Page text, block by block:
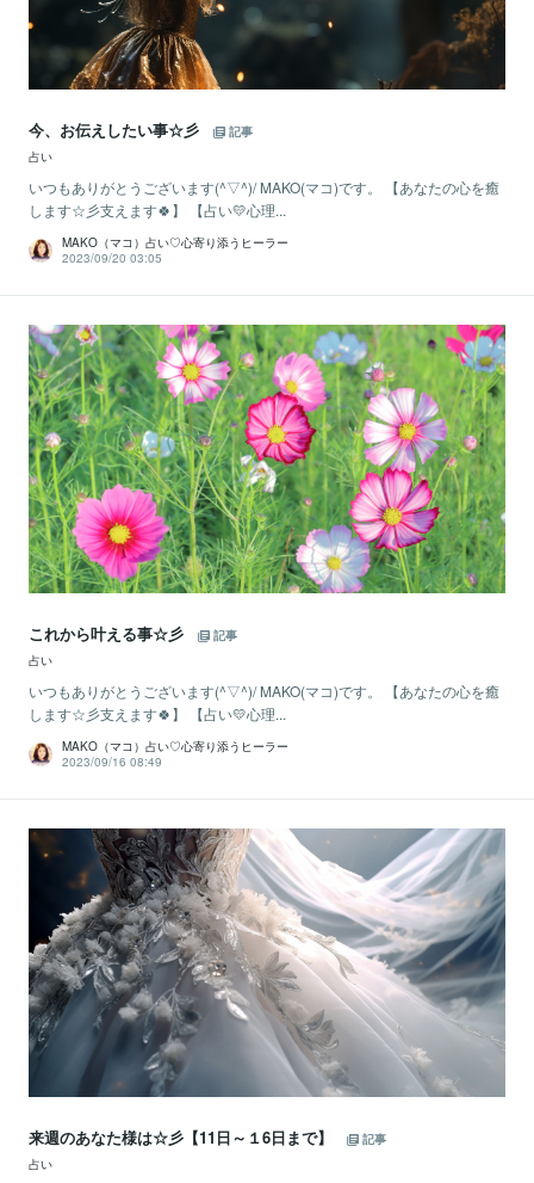
今、お伝えしたい事☆彡
記事
占い
いつもありがとうございます(^▽^)/ MAKO(マコ)です。 【あなたの心を癒
します☆彡支えます🍀】 【占い💛心理...
MAKO（マコ）占い♡心寄り添うヒーラー
2023/09/20 03:05
これから叶える事☆彡
記事
占い
いつもありがとうございます(^▽^)/ MAKO(マコ)です。 【あなたの心を癒
します☆彡支えます🍀】 【占い💛心理...
MAKO（マコ）占い♡心寄り添うヒーラー
2023/09/16 08:49
来週のあなた様は☆彡【11日～１6日まで】
記事
占い